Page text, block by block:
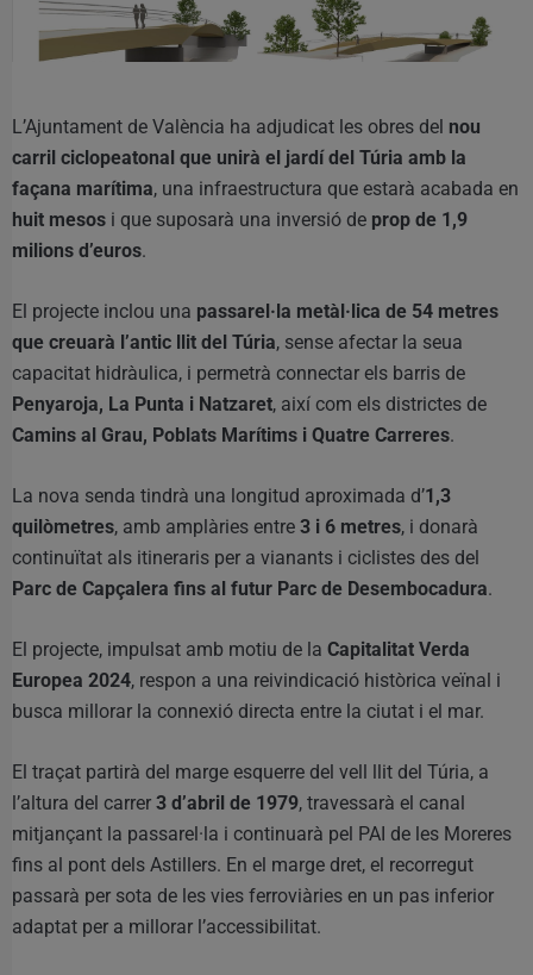
L’Ajuntament de València ha adjudicat les obres del nou
carril ciclopeatonal que unirà el jardí del Túria amb la
façana marítima, una infraestructura que estarà acabada en
huit mesos i que suposarà una inversió de prop de 1,9
milions d’euros.
El projecte inclou una passarel·la metàl·lica de 54 metres
que creuarà l’antic llit del Túria, sense afectar la seua
capacitat hidràulica, i permetrà connectar els barris de
Penyaroja, La Punta i Natzaret, així com els districtes de
Camins al Grau, Poblats Marítims i Quatre Carreres.
La nova senda tindrà una longitud aproximada d’1,3
quilòmetres, amb amplàries entre 3 i 6 metres, i donarà
continuïtat als itineraris per a vianants i ciclistes des del
Parc de Capçalera fins al futur Parc de Desembocadura.
El projecte, impulsat amb motiu de la Capitalitat Verda
Europea 2024, respon a una reivindicació històrica veïnal i
busca millorar la connexió directa entre la ciutat i el mar.
El traçat partirà del marge esquerre del vell llit del Túria, a
l’altura del carrer 3 d’abril de 1979, travessarà el canal
mitjançant la passarel·la i continuarà pel PAI de les Moreres
fins al pont dels Astillers. En el marge dret, el recorregut
passarà per sota de les vies ferroviàries en un pas inferior
adaptat per a millorar l’accessibilitat.